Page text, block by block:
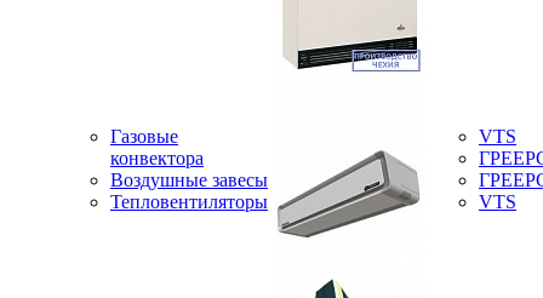
Газовые
конвектора
Воздушные завесы
Тепловентиляторы
VTS
VTS